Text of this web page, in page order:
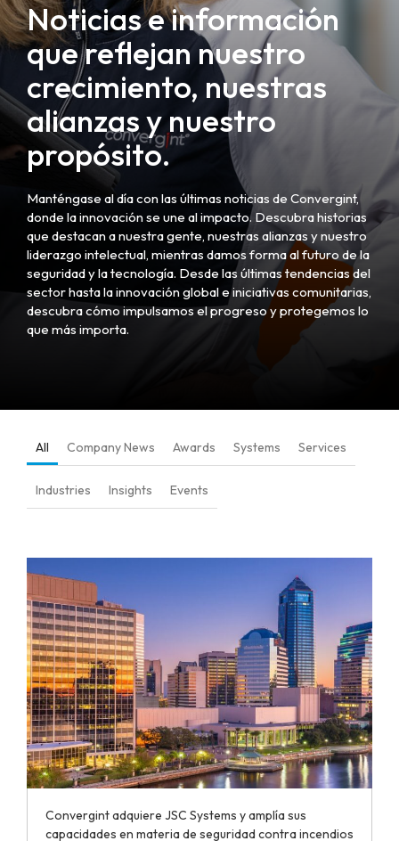
Noticias e información
que reflejan nuestro
crecimiento, nuestras
alianzas y nuestro
propósito.
Manténgase al día con las últimas noticias de Convergint,
donde la innovación se une al impacto. Descubra historias
que destacan a nuestra gente, nuestras alianzas y nuestro
liderazgo intelectual, mientras damos forma al futuro de la
seguridad y la tecnología. Desde las últimas tendencias del
sector hasta la innovación global e iniciativas comunitarias,
descubra cómo impulsamos el progreso y protegemos lo
que más importa.
All Company News Awards Systems Services
Industries Insights Events
Convergint adquiere JSC Systems y amplía sus
capacidades en materia de seguridad contra incendios